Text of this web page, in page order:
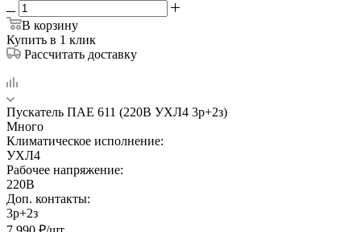
В корзину
Купить в 1 клик
Рассчитать доставку
Пускатель ПАЕ 611 (220В УХЛ4 3р+2з)
Много
Климатическое исполнение:
УХЛ4
Рабочее напряжение:
220В
Доп. контакты:
3р+2з